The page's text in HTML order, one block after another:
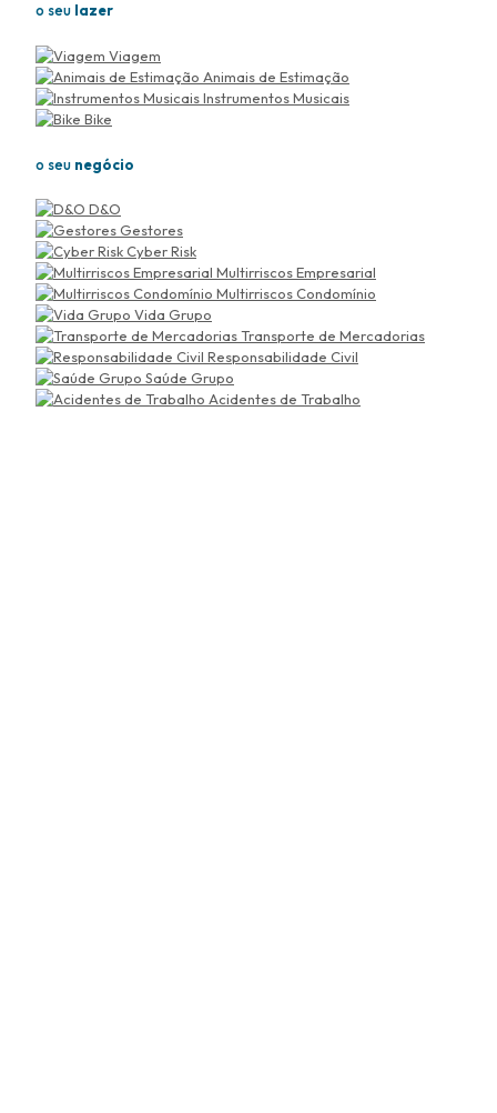
o seu lazer
Viagem
Animais de Estimação
Instrumentos Musicais
Bike
o seu negócio
D&O
Gestores
Cyber Risk
Multirriscos Empresarial
Multirriscos Condomínio
Vida Grupo
Transporte de Mercadorias
Responsabilidade Civil
Saúde Grupo
Acidentes de Trabalho